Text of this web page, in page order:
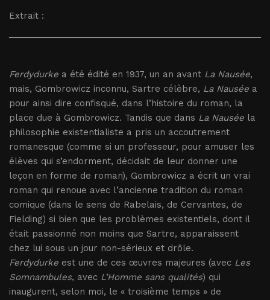
Extrait :
Ferdydurke a été édité en 1937, un an avant La Nausée,
mais, Gombrowicz inconnu, Sartre célèbre, La Nausée a
pour ainsi dire confisqué, dans l’histoire du roman, la
place due à Gombrowicz. Tandis que dans La Nausée la
philosophie existentialiste a pris un accoutrement
romanesque (comme si un professeur, pour amuser les
élèves qui s’endorment, décidait de leur donner une
leçon en forme de roman), Gombrowicz a écrit un vrai
roman qui renoue avec l’ancienne tradition du roman
comique (dans le sens de Rabelais, de Cervantes, de
Fielding) si bien que les problèmes existentiels, dont il
était passionné non moins que Sartre, apparaissent
chez lui sous un jour non-sérieux et drôle.
Ferdydurke est une de ces œuvres majeures (avec Les
Somnambules, avec L’Homme sans qualités) qui
inaugurent, selon moi, le « troisième temps » de